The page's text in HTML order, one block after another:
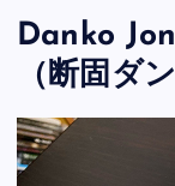
Danko
（断固ダ